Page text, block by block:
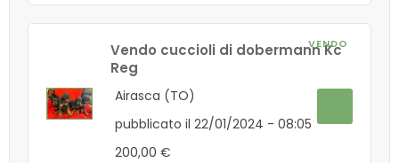
VENDO
Vendo cuccioli di dobermann Kc
Reg
Airasca (TO)
pubblicato il 22/01/2024 - 08:05
200,00 €